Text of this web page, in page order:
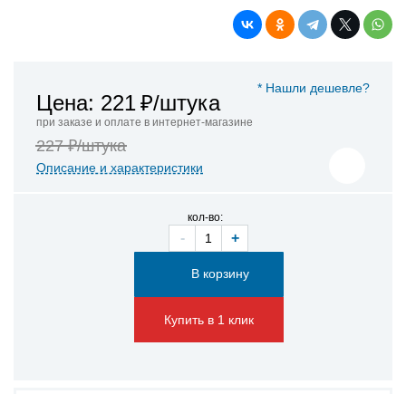
* Нашли дешевле?
Цена: 221₽/штука
при заказе и оплате в интернет-магазине
227 ₽/штука
Описание и характеристики
кол-во:
- +
Купить в 1 клик